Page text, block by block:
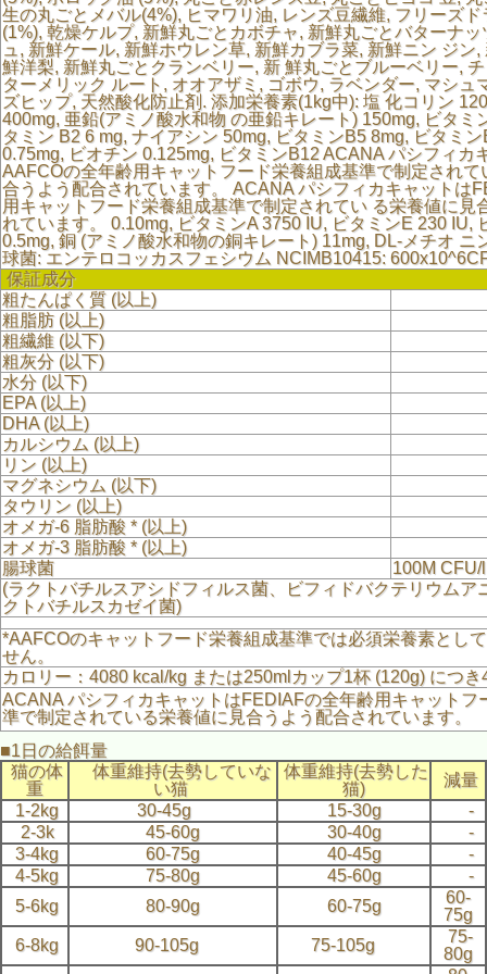
生の丸ごとメバル(4%), ヒマワリ油, レンズ豆繊維, フリーズ
(1%), 乾燥ケルプ, 新鮮丸ごとカボチャ, 新鮮丸ごとバターナ
ュ, 新鮮ケール, 新鮮ホウレン草, 新鮮カブラ菜, 新鮮ニン ジン,
鮮洋梨, 新鮮丸ごとクランベリー, 新 鮮丸ごとブルーベリー,
ターメリック ルート, オオアザミ, ゴボウ, ラベンダー, マシュ
ズヒップ, 天然酸化防止剤. 添加栄養素(1kg中): 塩 化コリン
400mg, 亜鉛(アミノ酸水和物 の亜鉛キレート) 150mg, ビタミ
タミン B2 6 mg, ナイアシン 50mg, ビタミンB5 8mg, ビタミ
0.75mg, ビオチン 0.125mg, ビタミンB12 ACANA パシフィカ
AAFCOの全年齢用キャットフード栄養組成基準で制定されて
合うよう配合されています。 ACANA パシフィカキャットは
用キャットフード栄養組成基準で制定されてい る栄養値に見
れています。 0.10mg, ビタミンA 3750 IU, ビタミンE 230 IU,
0.5mg, 銅 (アミノ酸水和物の銅キレート) 11mg, DL-メチオ ニ
球菌: エンテロコッカスフェシウム NCIMB10415:
保証成分
粗たんぱく質 (以上)
粗脂肪 (以上)
粗繊維 (以下)
粗灰分 (以下)
水分 (以下)
EPA (以上)
DHA (以上)
カルシウム (以上)
リン (以上)
マグネシウム (以下)
タウリン (以上)
オメガ-6 脂肪酸 * (以上)
オメガ-3 脂肪酸 * (以上)
腸球菌
100M CFU/
(ラクトバチルスアシドフィルス菌、ビフィドバクテリウムア
クトバチルスカゼイ菌)
*AAFCOのキャットフード栄養組成基準では必須栄養素とし
せん。
カロリー：4080 kcal/kg または250mlカップ1杯 (120g) につ
ACANA パシフィカキャットはFEDIAFの全年齢用キャットフ
準で制定されている栄養値に見合うよう配合されています。
■1日の給餌量
猫の体
重
体重維持(去勢していな
い猫
体重維持(去勢した
猫)
減量
1-2kg
30-45g 15-30g
-
2-3k
45-60g 30-40g
-
3-4kg
60-75g 40-45g
-
4-5kg
75-80g 45-60g
-
5-6kg
80-90g 60-75g
60-
75g
6-8kg
90-105g 75-105g
75-
80g